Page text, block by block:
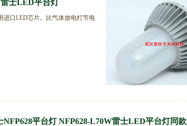
士LED平台灯
进口LED芯片。比气体放电灯节电
NFP628平台灯 NFP628-L70W雷士LED平台灯同款